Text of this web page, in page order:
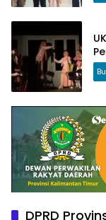
DPRD